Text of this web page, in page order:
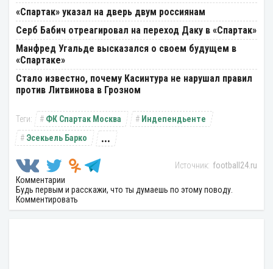
«Спартак» указал на дверь двум россиянам
Серб Бабич отреагировал на переход Даку в «Спартак»
Манфред Угальде высказался о своем будущем в
«Спартаке»
Стало известно, почему Касинтура не нарушал правил
против Литвинова в Грозном
ФК Спартак Москва
Индепендьенте
Эсекьель Барко
...
football24.ru
Комментарии
Будь первым и расскажи, что ты думаешь по этому поводу.
Комментировать